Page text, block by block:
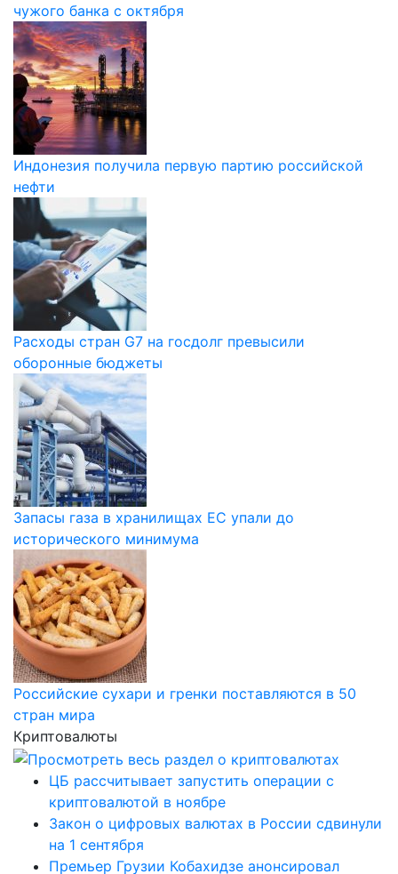
чужого банка с октября
Индонезия получила первую партию российской
нефти
Расходы стран G7 на госдолг превысили
оборонные бюджеты
Запасы газа в хранилищах ЕС упали до
исторического минимума
Российские сухари и гренки поставляются в 50
стран мира
Криптовалюты
ЦБ рассчитывает запустить операции с
криптовалютой в ноябре
Закон о цифровых валютах в России сдвинули
на 1 сентября
Премьер Грузии Кобахидзе анонсировал